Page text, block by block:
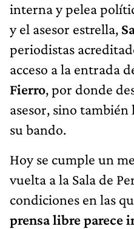
interna y pelea
y el asesor estrella,
periodistas
acceso a la entrada
Fierro, por donde
asesor, sino
su bando.
Hoy se cumple un
vuelta a la Sala de
condiciones en las
prensa libre parece